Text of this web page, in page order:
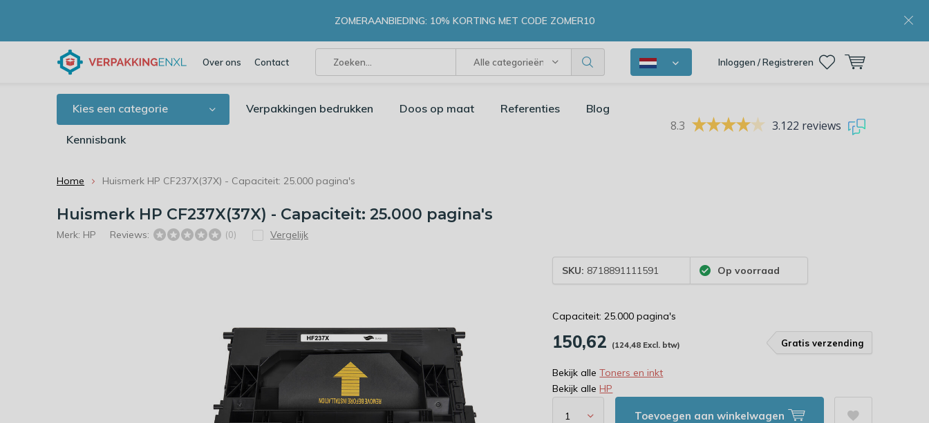
Over ons Contact Alle categorieën Inloggen / Registreren
ZOMERAANBIEDING: 10% KORTING MET CODE ZOMER10
Kies een categorie Verpakkingen bedrukken Doos op maat Referenties Blog
Kennisbank
8.3 3.122 reviews
Home Huismerk HP CF237X(37X) - Capaciteit: 25.000 pagina's
Huismerk HP CF237X(37X) - Capaciteit: 25.000 pagina's
Merk: HP Reviews: (0) Vergelijk
SKU: 8718891111591 Op voorraad
Capaciteit: 25.000 pagina's
150,62 (124,48 Excl. btw) Gratis verzending
Bekijk alleToners en inkt
Bekijk alle HP
Toevoegen aan winkelwagen